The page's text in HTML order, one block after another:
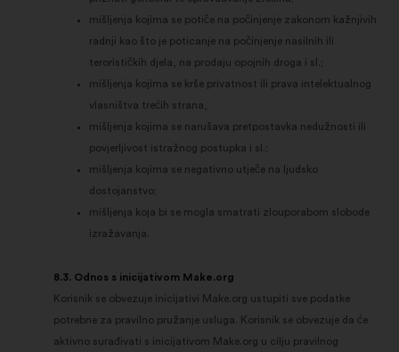
mišljenja kojima se potiče na počinjenje zakonom kažnjivih
radnji kao što je poticanje na počinjenje nasilnih ili
terorističkih djela, na prodaju opojnih droga i sl.;
mišljenja kojima se krše privatnost ili prava intelektualnog
vlasništva trećih strana,
mišljenja kojima se narušava pretpostavka nedužnosti ili
povjerljivost istražnog postupka i sl.;
mišljenja kojima se negativno utječe na ljudsko
dostojanstvo;
mišljenja koja bi se mogla smatrati zlouporabom slobode
izražavanja.
8.3. Odnos s inicijativom Make.org
Korisnik se obvezuje inicijativi Make.org ustupiti sve podatke
potrebne za pravilno pružanje usluga. Korisnik se obvezuje da će
aktivno surađivati s inicijativom Make.org u cilju pravilnog